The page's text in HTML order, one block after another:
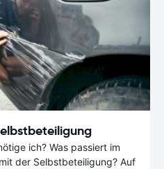
ich? Was passiert im
der Selbstbeteiligung? Auf